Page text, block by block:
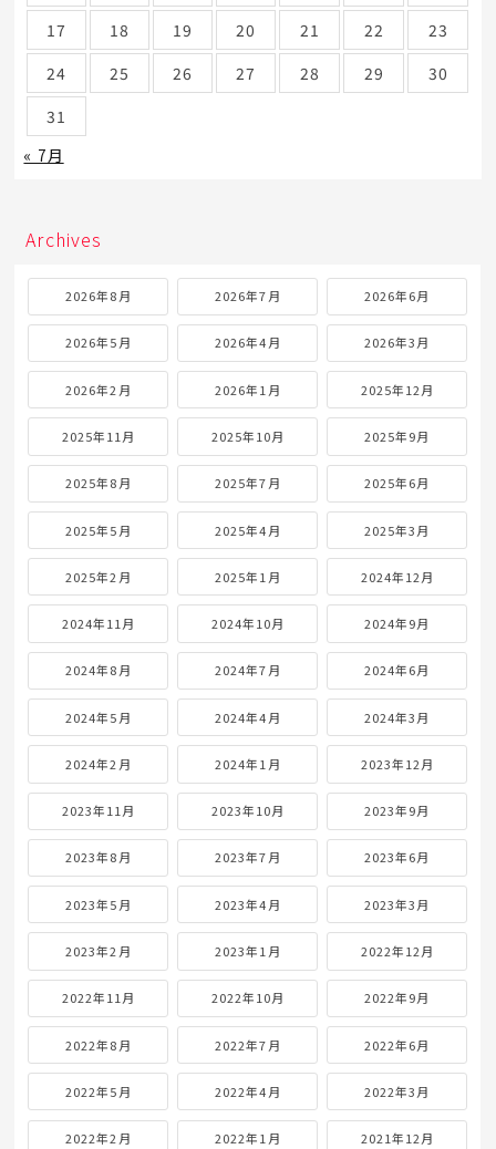
17
18 19 20 21 22
23
24
25 26 27 28 29
30
31
« 7月
Archives
2026年8月 2026年7月 2026年6月
2026年5月 2026年4月 2026年3月
2026年2月 2026年1月 2025年12月
2025年11月 2025年10月 2025年9月
2025年8月 2025年7月 2025年6月
2025年5月 2025年4月 2025年3月
2025年2月 2025年1月 2024年12月
2024年11月 2024年10月 2024年9月
2024年8月 2024年7月 2024年6月
2024年5月 2024年4月 2024年3月
2024年2月 2024年1月 2023年12月
2023年11月 2023年10月 2023年9月
2023年8月 2023年7月 2023年6月
2023年5月 2023年4月 2023年3月
2023年2月 2023年1月 2022年12月
2022年11月 2022年10月 2022年9月
2022年8月 2022年7月 2022年6月
2022年5月 2022年4月 2022年3月
2022年2月 2022年1月 2021年12月